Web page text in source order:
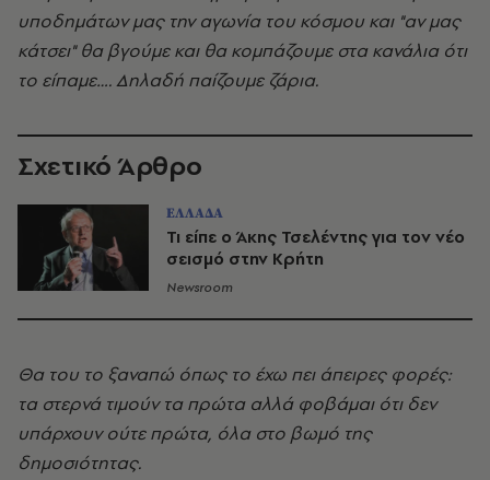
υποδημάτων μας την αγωνία του κόσμου και "αν μας
κάτσει" θα βγούμε και θα κομπάζουμε στα κανάλια ότι
το είπαμε…. Δηλαδή παίζουμε ζάρια.
Σχετικό Άρθρο
ΕΛΛΑΔΑ
Τι είπε ο Άκης Τσελέντης για τον νέο
σεισμό στην Κρήτη
Newsroom
Θα του το ξαναπώ όπως το έχω πει άπειρες φορές:
τα στερνά τιμούν τα πρώτα αλλά φοβάμαι ότι δεν
υπάρχουν ούτε πρώτα, όλα στο βωμό της
δημοσιότητας.